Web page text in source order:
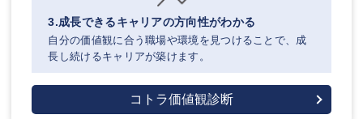
3.成長できるキャリアの方向性がわかる
自分の価値観に合う職場や環境を見つけることで、成
長し続けるキャリアが築けます。
コトラ価値観診断